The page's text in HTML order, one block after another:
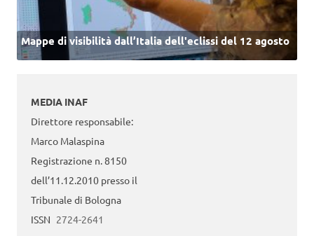
Mappe di visibilità dall’Italia dell'eclissi del 12 agosto
MEDIA INAF
Direttore responsabile:
Marco Malaspina
Registrazione n. 8150
dell’11.12.2010 presso il
Tribunale di Bologna
ISSN 2724-2641